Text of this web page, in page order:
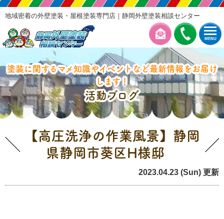
MENU
地域密着の外壁塗装・屋根塗装専門店｜静岡外壁塗装相談センター
塗装に関するマメ知識やイベントなど最新情報をお届け
します！
活動ブログ
【高圧洗浄の作業風景】静岡
県静岡市葵区H様邸
2023.04.23 (Sun) 更新